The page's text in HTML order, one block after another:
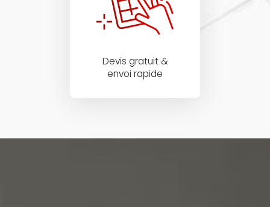
Devis gratuit &
envoi rapide